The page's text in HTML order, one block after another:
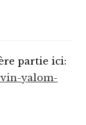
partie ici:
yalom-